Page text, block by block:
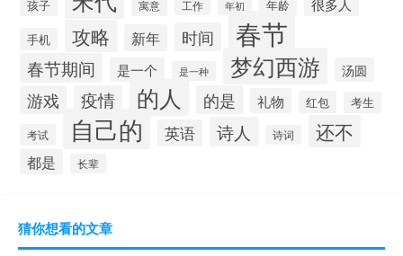
孩子 寓意 工作 年初 年龄
手机 攻略 新年 时间 春节
春节期间 是一个 是一种 梦幻西游 汤圆
游戏 疫情 的人 的是 礼物 红包
考生
考试
自己的 英语 诗人 诗词 还不
都是 长辈
猜你想看的文章